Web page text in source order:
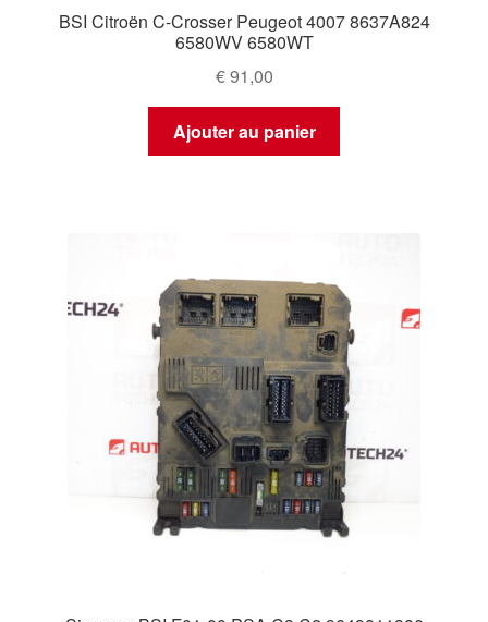
BSI Citroën C-Crosser Peugeot 4007 8637A824
6580WV 6580WT
€91,00
Ajouter au panier